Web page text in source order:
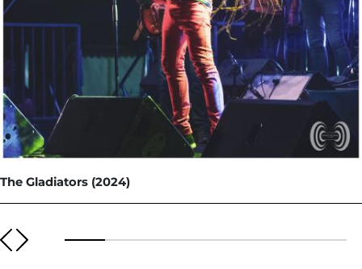
The Gladiators (2024)